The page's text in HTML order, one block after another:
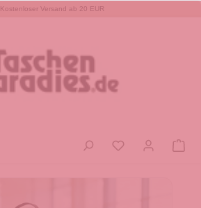
Kostenloser Versand ab 20 EUR